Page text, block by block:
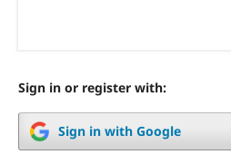
Sign in or register with:
Sign in with Google